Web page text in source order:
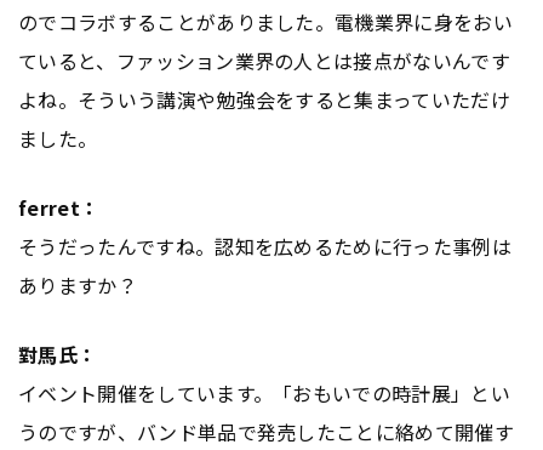
のでコラボすることがありました。電機業界に身をおい
ていると、ファッション業界の人とは接点がないんです
よね。そういう講演や勉強会をすると集まっていただけ
ました。
ferret：
そうだったんですね。認知を広めるために行った事例は
ありますか？
對馬氏：
イベント開催をしています。「おもいでの時計展」とい
うのですが、バンド単品で発売したことに絡めて開催す